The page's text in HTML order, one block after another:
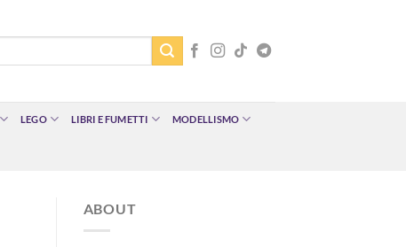
LEGO LIBRI E FUMETTI MODELLISMO
ABOUT